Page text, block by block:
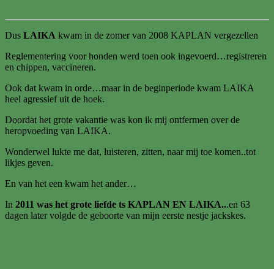
Dus LAIKA kwam in de zomer van 2008 KAPLAN vergezellen
Reglementering voor honden werd toen ook ingevoerd…registreren
en chippen, vaccineren.
Ook dat kwam in orde…maar in de beginperiode kwam LAIKA
heel agressief uit de hoek.
Doordat het grote vakantie was kon ik mij ontfermen over de
heropvoeding van LAIKA.
Wonderwel lukte me dat, luisteren, zitten, naar mij toe komen..tot
likjes geven.
En van het een kwam het ander…
In 2011 was het grote liefde ts KAPLAN EN LAIKA...en 63
dagen later volgde de geboorte van mijn eerste nestje jackskes.